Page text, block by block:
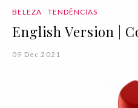
BELEZA TENDÊNCIAS
English Version |
09 Dec 2021